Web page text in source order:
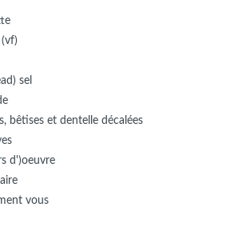
sel
bêtises et dentelle décalées
d')oeuvre
vous